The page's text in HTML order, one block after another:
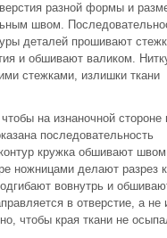
разной формы и
швом.
деталей прошивают
и обшивают валиком.
стежками, излишки ткани
на изнаночной стороне
последовательность
кружка обшивают швом
ножницами делают разрез
вовнутрь и
в отверстие, а не
чтобы края ткани не